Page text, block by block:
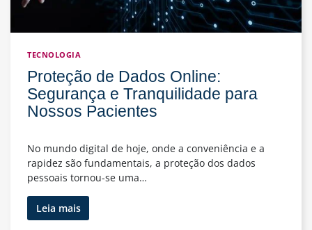
TECNOLOGIA
Proteção de Dados Online:
Segurança e Tranquilidade para
Nossos Pacientes
No mundo digital de hoje, onde a conveniência e a
rapidez são fundamentais, a proteção dos dados
pessoais tornou-se uma…
Leia maisProteção
de